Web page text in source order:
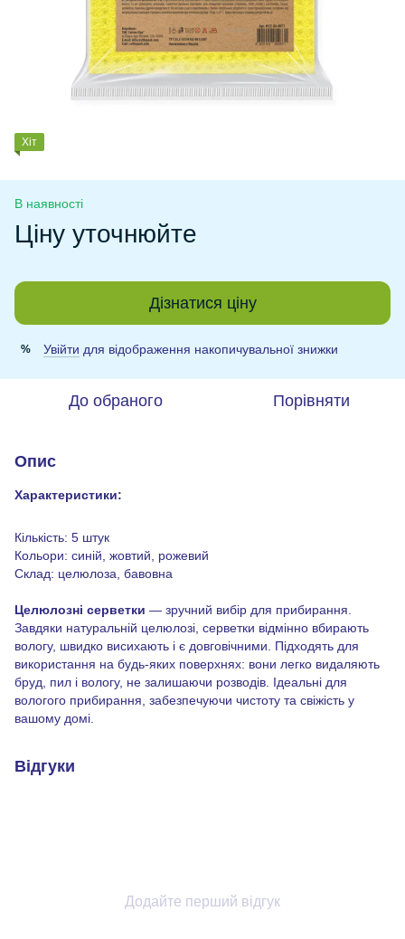
Хіт
В наявності
Ціну уточнюйте
Дізнатися ціну
% Увійти для відображення накопичувальної знижки
До обраного Порівняти
Опис
Характеристики:
Кількість: 5 штук
Кольори: синій, жовтий, рожевий
Склад: целюлоза, бавовна
Целюлозні серветки — зручний вибір для прибирання.
Завдяки натуральній целюлозі, серветки відмінно вбирають
вологу, швидко висихають і є довговічними. Підходять для
використання на будь-яких поверхнях: вони легко видаляють
бруд, пил і вологу, не залишаючи розводів. Ідеальні для
вологого прибирання, забезпечуючи чистоту та свіжість у
вашому домі.
Відгуки
Додайте перший відгук